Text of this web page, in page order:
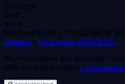
Exchange
дней
часов
Нажимая кнопку "Продолжить" я
сервиса и политикой AML/KYC
Мы используем файлы coоkie.
сайт, вы соглашаетесь с политикой